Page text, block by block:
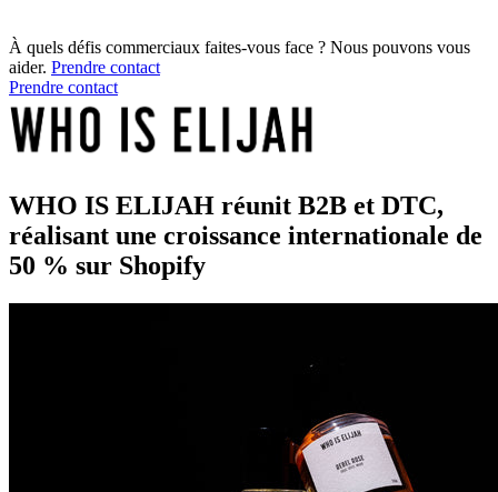
À quels défis commerciaux faites-vous face ? Nous pouvons vous
aider. Prendre contact
Prendre contact
WHO IS ELIJAH réunit B2B et DTC,
réalisant une croissance internationale de
50 % sur Shopify